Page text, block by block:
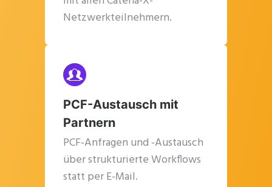
Netzwerkteilnehmern.
PCF-Austausch mit
Partnern
PCF-Anfragen und -Austausch
über strukturierte Workflows
statt per E-Mail.